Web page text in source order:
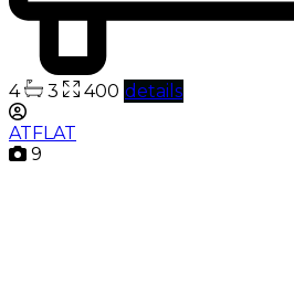
4 3 400 details
ATFLAT
9